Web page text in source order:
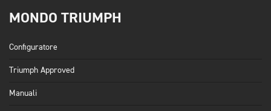
MONDO TRIUMPH
Configuratore
Triumph Approved
Manuali